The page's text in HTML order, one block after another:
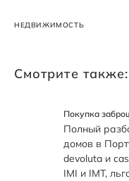
НЕДВИЖИМОСТЬ
Смотрите также:
Покупка
Полный
домов в
devoluta и
IMI и IMT,